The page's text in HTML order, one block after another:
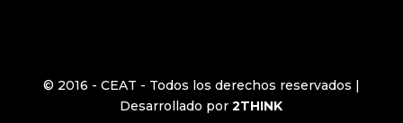
© 2016 - CEAT - Todos los derechos reservados |
Desarrollado por2THINK